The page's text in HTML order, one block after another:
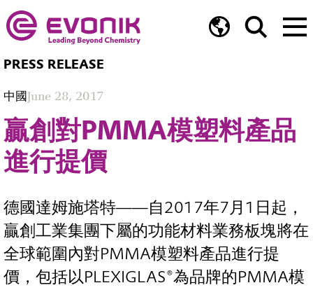
PRESS RELEASE
中國June 28, 2017
贏創對PMMA模塑料產品
進行提價
德國達姆施塔特——自2017年7月1日起，
贏創工業集團下屬的功能材料業務板塊將在
全球範圍內對PMMA模塑料產品進行提
價，包括以PLEXIGLAS®為品牌的PMMA模